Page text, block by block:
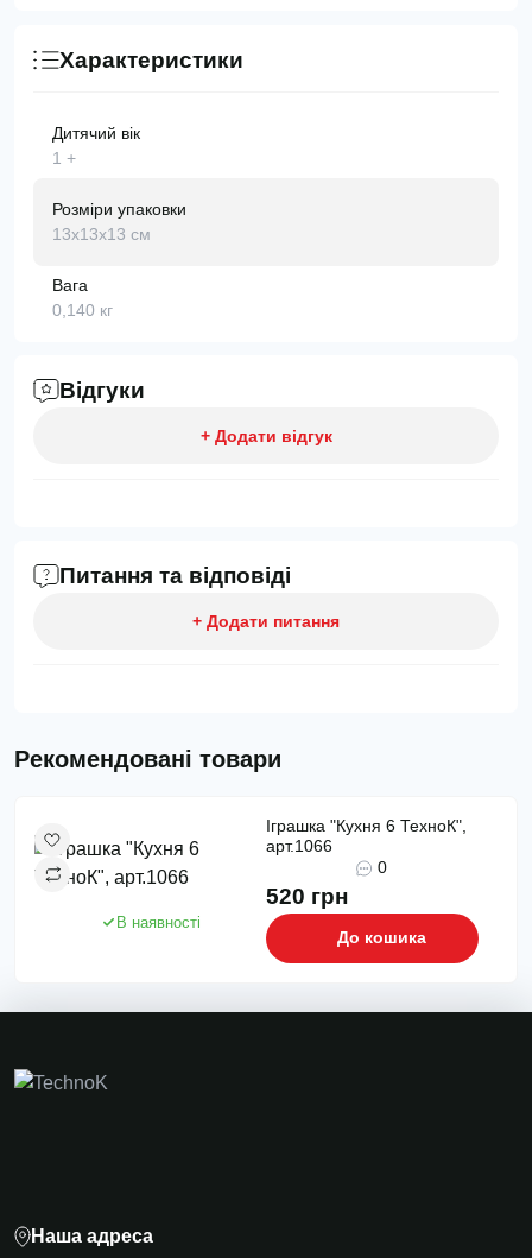
Характеристики
Дитячий вік
1 +
Розміри упаковки
13x13x13 см
Вага
0,140 кг
Відгуки
+ Додати відгук
Питання та відповіді
+ Додати питання
Рекомендовані товари
В наявності
Іграшка "Кухня 6 ТехноК",
арт.1066
0
520 грн
До кошика
Наша адреса